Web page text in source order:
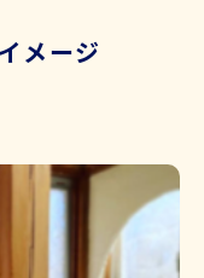
メージ